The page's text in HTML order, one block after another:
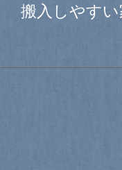
搬入しやすい